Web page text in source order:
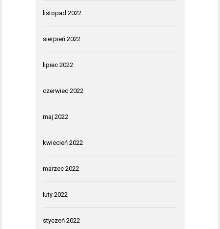
listopad 2022
sierpień 2022
lipiec 2022
czerwiec 2022
maj 2022
kwiecień 2022
marzec 2022
luty 2022
styczeń 2022